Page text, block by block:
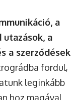
a
a
a szerződések
fordul,
leginkább
hoz magával